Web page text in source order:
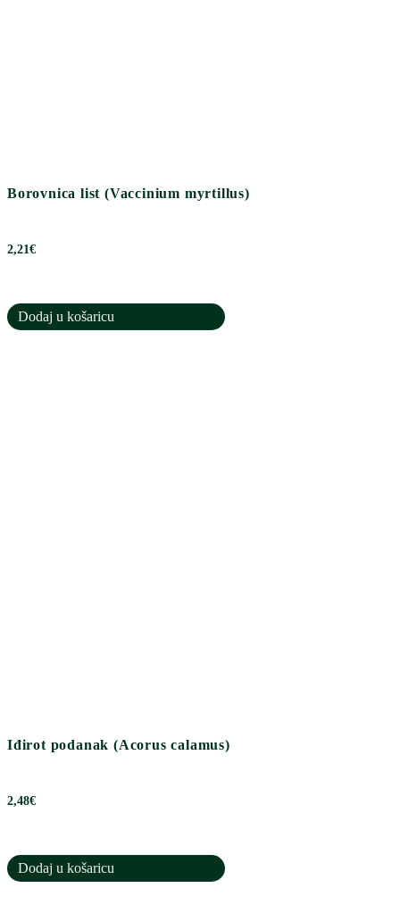
Borovnica list (Vaccinium myrtillus)
2,21 €
Dodaj u košaricu
Iđirot podanak (Acorus calamus)
2,48€
Dodaj u košaricu